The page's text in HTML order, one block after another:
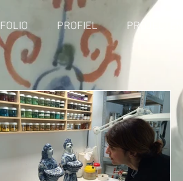
PROFIEL PROJECTEN